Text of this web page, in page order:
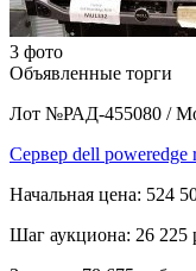
3 фото
Объявленные торги
Лот №РАД-455080 /
Сервер dell poweredge
Начальная цена: 524
Шаг аукциона: 26 225